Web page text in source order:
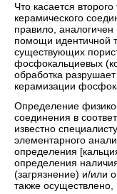
Что касается
керамического
правило,
помощи идентичной
существующих
фосфокальциевых
обработка
керамизации
Определение
соединения в
известно
элементарного
определения
определения
(загрязнение) и/или
также